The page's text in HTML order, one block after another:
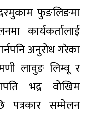
फुङलिङमा
कार्यकर्तालाई
अनुरोध गरेका
लावुङ लिम्वू र
भद्र वोखिम
पत्रकार सम्मेलन